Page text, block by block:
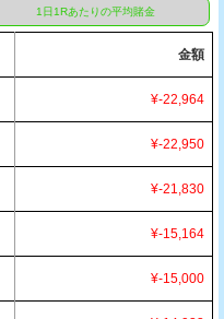
1日1Rあたりの平均賭金
金額
¥-22,964
¥-22,950
¥-21,830
¥-15,164
¥-15,000